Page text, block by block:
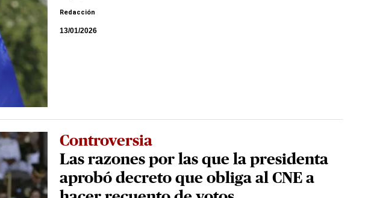
Redacción
13/01/2026
Controversia
Las razones por las que la presidenta
aprobó decreto que obliga al CNE a